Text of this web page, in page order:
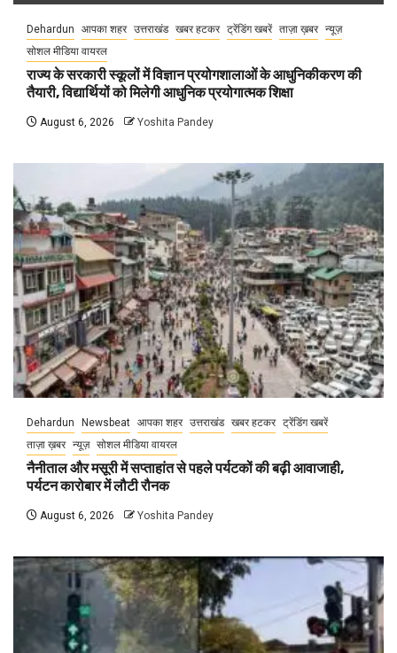
Dehardun आपका शहर उत्तराखंड खबर हटकर ट्रेंडिंग खबरें ताज़ा ख़बर न्यूज़
सोशल मीडिया वायरल
राज्य के सरकारी स्कूलों में विज्ञान प्रयोगशालाओं के आधुनिकीकरण की
तैयारी, विद्यार्थियों को मिलेगी आधुनिक प्रयोगात्मक शिक्षा
August 6, 2026 Yoshita Pandey
Dehardun Newsbeat आपका शहर उत्तराखंड खबर हटकर ट्रेंडिंग खबरें
ताज़ा ख़बर न्यूज़ सोशल मीडिया वायरल
नैनीताल और मसूरी में सप्ताहांत से पहले पर्यटकों की बढ़ी आवाजाही,
पर्यटन कारोबार में लौटी रौनक
August 6, 2026 Yoshita Pandey